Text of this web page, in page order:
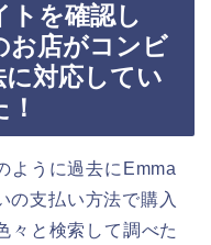
トを確認し
お店がコンビ
対応してい
ように過去にEmma
の支払い方法で購入
々と検索して調べた